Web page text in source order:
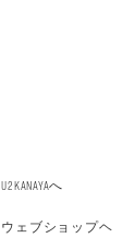
U2KANAYAへ
ウェブショップヘ